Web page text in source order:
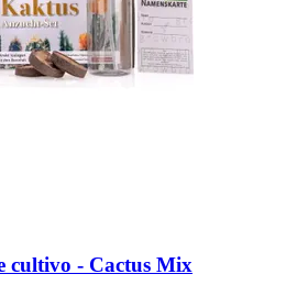
cultivo -​ Cactus Mix